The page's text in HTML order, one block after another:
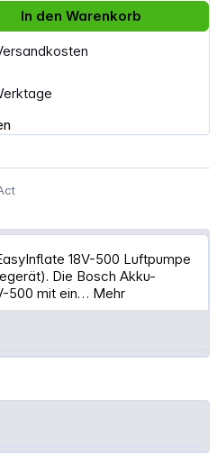
gewünschten
In den Warenkorb
18V-500 Luftpumpe
Die Bosch Akku-
500 mit ein… Mehr